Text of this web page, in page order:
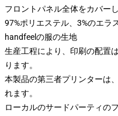
フロントパネル全体をカバー
97%ポリエステル、3%のエラ
handfeelの服の生地
生産工程により、印刷の配置
ります。
本製品の第三者プリンターは
れます。
ローカルのサードパーティの